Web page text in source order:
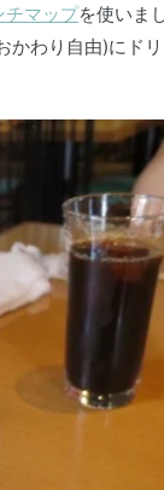
チマップを使いま
かわり自由)にド